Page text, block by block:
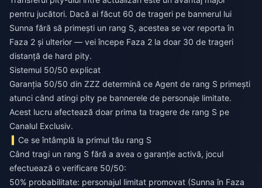
pentru jucători. Dacă ai făcut 60 de trageri pe bannerul lui
Sunna fără să primești un rang S, acestea se vor reporta în
Faza 2 și ulterior — vei începe Faza 2 la doar 30 de trageri
distanță de hard pity.
Sistemul 50/50 explicat
Garanția 50/50 din ZZZ determină ce Agent de rang S primești
atunci când atingi pity pe bannerele de personaje limitate.
Acest lucru afectează doar prima ta tragere de rang S pe
Canalul Exclusiv.
Ce se întâmplă la primul tău rang S
Când tragi un rang S fără a avea o garanție activă, jocul
efectuează o verificare 50/50:
50% probabilitate: personajul limitat promovat (Sunna în Faza